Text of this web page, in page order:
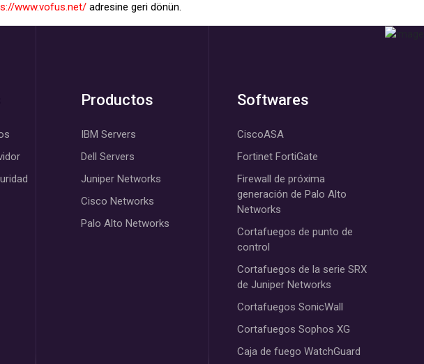
www.vofus.net/adresine geri dönün.
Productos
IBM Servers
Dell Servers
Juniper Networks
Cisco Networks
Palo Alto Networks
Softwares
CiscoASA
Fortinet FortiGate
Firewall de próxima
generación de Palo Alto
Networks
Cortafuegos de punto de
control
Cortafuegos de la serie SRX
de Juniper Networks
Cortafuegos SonicWall
Cortafuegos Sophos XG
Caja de fuego WatchGuard